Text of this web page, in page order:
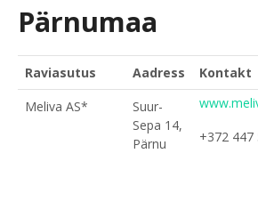
Pärnumaa
Raviasutus Aadress Kontakt
Meliva AS*
Suur-
Sepa 14,
Pärnu
+372 447